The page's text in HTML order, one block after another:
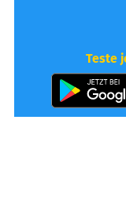
Teste